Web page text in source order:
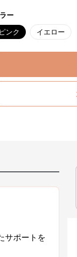
ー
ピンク イエロー
サポートを